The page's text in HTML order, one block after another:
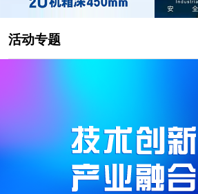
活动专题